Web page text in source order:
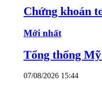
Chứng khoán
Mới nhất
Tổng thống
07/08/2026 15:44